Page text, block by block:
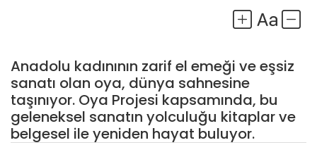
Anadolu kadınının zarif el emeği ve eşsiz
sanatı olan oya, dünya sahnesine
taşınıyor. Oya Projesi kapsamında, bu
geleneksel sanatın yolculuğu kitaplar ve
belgesel ile yeniden hayat buluyor.